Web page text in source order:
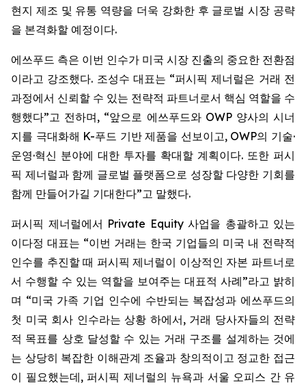
현지 제조 및 유통 역량을 더욱 강화한 후 글로벌 시장 공략
을 본격화할 예정이다.
에쓰푸드 측은 이번 인수가 미국 시장 진출의 중요한 전환점
이라고 강조했다. 조성수 대표는 “퍼시픽 제너럴은 거래 전
과정에서 신뢰할 수 있는 전략적 파트너로서 핵심 역할을 수
행했다”고 전하며, “앞으로 에쓰푸드와 OWP 양사의 시너
지를 극대화해 K-푸드 기반 제품을 선보이고, OWP의 기술·
운영·혁신 분야에 대한 투자를 확대할 계획이다. 또한 퍼시
픽 제너럴과 함께 글로벌 플랫폼으로 성장할 다양한 기회를
함께 만들어가길 기대한다”고 말했다.
퍼시픽 제너럴에서 Private Equity 사업을 총괄하고 있는
이다정 대표는 “이번 거래는 한국 기업들의 미국 내 전략적
인수를 추진할 때 퍼시픽 제너럴이 이상적인 자본 파트너로
서 수행할 수 있는 역할을 보여주는 대표적 사례”라고 밝히
며 “미국 가족 기업 인수에 수반되는 복잡성과 에쓰푸드의
첫 미국 회사 인수라는 상황 하에서, 거래 당사자들의 전략
적 목표를 상호 달성할 수 있는 거래 구조를 설계하는 것에
는 상당히 복잡한 이해관계 조율과 창의적이고 정교한 접근
이 필요했는데, 퍼시픽 제너럴의 뉴욕과 서울 오피스 간 유